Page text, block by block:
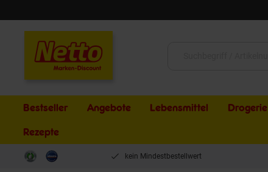
Bestseller Angebote Lebensmittel Drogerie
Rezepte
kein Mindestbestellwert